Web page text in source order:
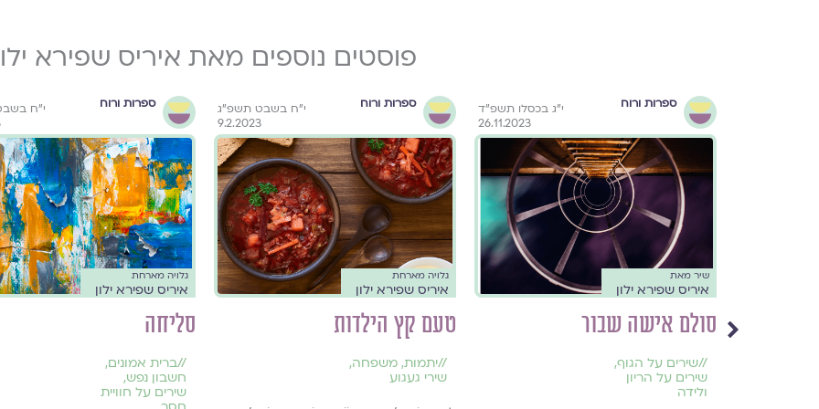
פוסטים נוספים מאת איריס שפירא
ספרות ורוח
י״ג בכסלו תשפ״ד
26.11.2023
שיר מאת
איריס שפירא ילון
סולם אישה שבור
//שירים על הגוף,
שירים על הריון
ולידה
ספרות ורוח
י״ח בשבט תשפ״ג
9.2.2023
גלויה מארחת
איריס שפירא ילון
טעם קץ הילדות
//יתמות, משפחה,
שירי געגוע
ספרות ורוח
י״ח
גלויה מארחת
איריס שפירא ילון
סליחה
//ברית אמונים,
חשבון נפש,
שירים על חוויית